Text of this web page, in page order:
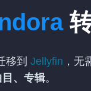
移到 Jellyfin ，无
、专辑。